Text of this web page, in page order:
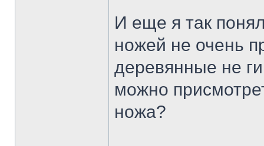
И еще я так
ножей не очень
деревянные не
можно
ножа?